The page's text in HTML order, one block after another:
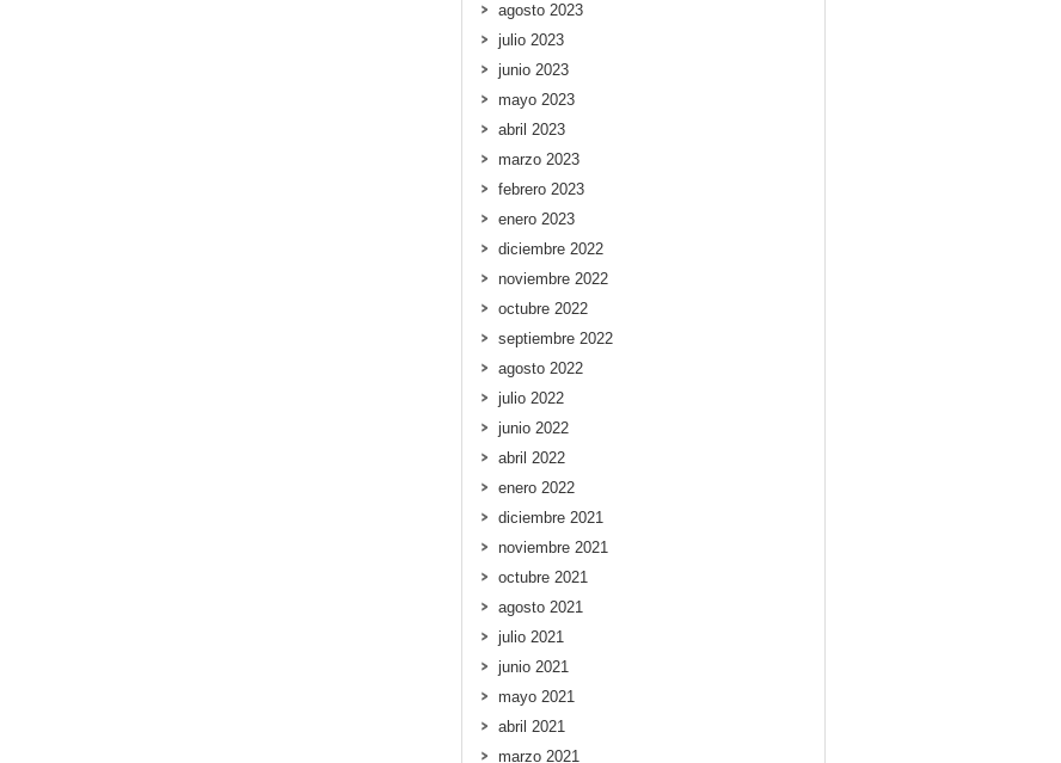
agosto 2023
julio 2023
junio 2023
mayo 2023
abril 2023
marzo 2023
febrero 2023
enero 2023
diciembre 2022
noviembre 2022
octubre 2022
septiembre 2022
agosto 2022
julio 2022
junio 2022
abril 2022
enero 2022
diciembre 2021
noviembre 2021
octubre 2021
agosto 2021
julio 2021
junio 2021
mayo 2021
abril 2021
marzo 2021